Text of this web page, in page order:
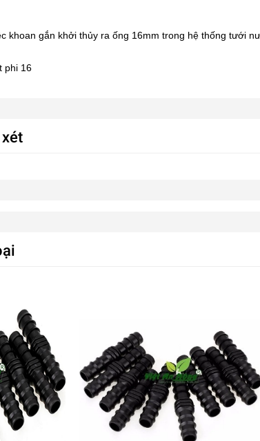
khoan gắn khởi thủy ra ống 16mm trong hệ thống tưới